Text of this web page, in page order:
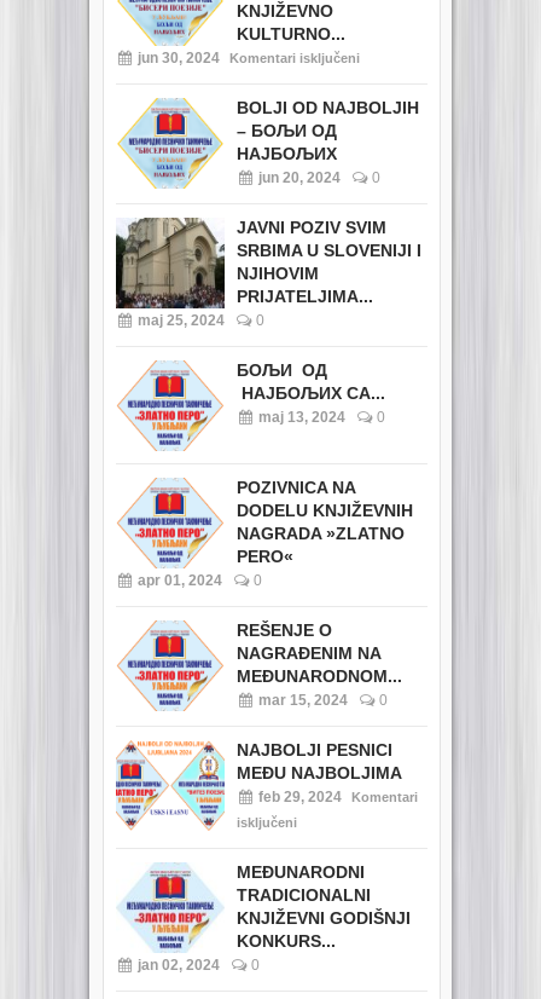
KNJIŽEVNO
KULTURNO...
jun 30, 2024 Komentari isključeni
BOLJI OD NAJBOLJIH
– БОЉИ ОД
НАЈБОЉИХ
jun 20, 2024 0
JAVNI POZIV SVIM
SRBIMA U SLOVENIJI I
NJIHOVIM
PRIJATELJIMA...
maj 25, 2024 0
БОЉИ ОД
НАЈБОЉИХ СА...
maj 13, 2024 0
POZIVNICA NA
DODELU KNJIŽEVNIH
NAGRADA »ZLATNO
PERO«
apr 01, 2024 0
REŠENJE O
NAGRAĐENIM NA
MEĐUNARODNOM...
mar 15, 2024 0
NAJBOLJI PESNICI
MEĐU NAJBOLJIMA
feb 29, 2024
Komentari
isključeni
MEĐUNARODNI
TRADICIONALNI
KNJIŽEVNI GODIŠNJI
KONKURS...
jan 02, 2024 0